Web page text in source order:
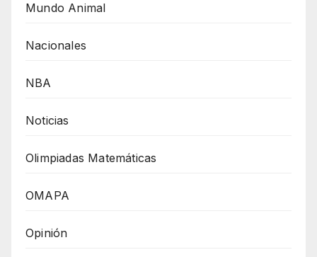
Mundo Animal
Nacionales
NBA
Noticias
Olimpiadas Matemáticas
OMAPA
Opinión